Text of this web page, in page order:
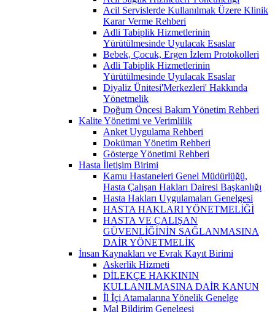
Acil Servislerde Kullanılmak Üzere Klinik
Karar Verme Rehberi
Adli Tabiplik Hizmetlerinin
Yürütülmesinde Uyulacak Esaslar
Bebek, Çocuk, Ergen İzlem Protokolleri
Adli Tabiplik Hizmetlerinin
Yürütülmesinde Uyulacak Esaslar
Diyaliz Ünitesi'Merkezleri' Hakkında
Yönetmelik
Doğum Öncesi Bakım Yönetim Rehberi
Kalite Yönetimi ve Verimlilik
Anket Uygulama Rehberi
Doküman Yönetim Rehberi
Gösterge Yönetimi Rehberi
Hasta İletişim Birimi
Kamu Hastaneleri Genel Müdürlüğü,
Hasta Çalışan Hakları Dairesi Başkanlığı
Hasta Hakları Uygulamaları Genelgesi
HASTA HAKLARI YÖNETMELİĞİ
HASTA VE ÇALIŞAN
GÜVENLİĞİNİN SAĞLANMASINA
DAİR YÖNETMELİK
İnsan Kaynakları ve Evrak Kayıt Birimi
Askerlik Hizmeti
DİLEKÇE HAKKININ
KULLANILMASINA DAİR KANUN
İl İçi Atamalarına Yönelik Genelge
Mal Bildirim Genelgesi